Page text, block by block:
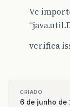
Vc
verifica
CRIADO
6 de junho de